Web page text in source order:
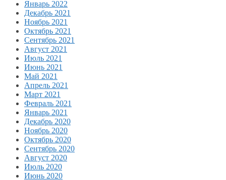
Январь 2022
Декабрь 2021
Ноябрь 2021
Октябрь 2021
Сентябрь 2021
Август 2021
Июль 2021
Июнь 2021
Май 2021
Апрель 2021
Март 2021
Февраль 2021
Январь 2021
Декабрь 2020
Ноябрь 2020
Октябрь 2020
Сентябрь 2020
Август 2020
Июль 2020
Июнь 2020